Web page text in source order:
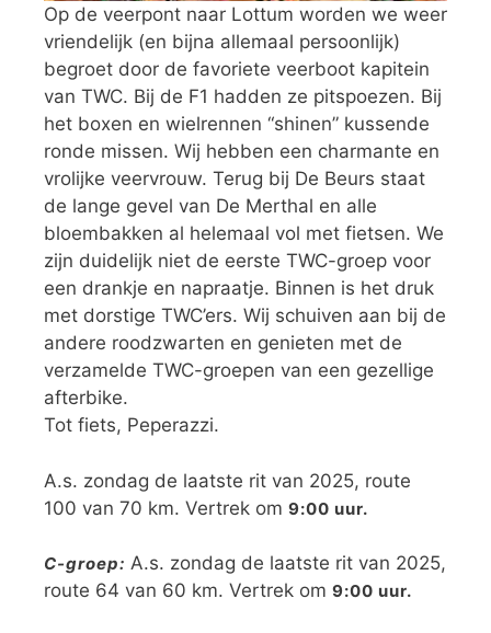
Op de veerpont naar Lottum worden we weer
vriendelijk (en bijna allemaal persoonlijk)
begroet door de favoriete veerboot kapitein
van TWC. Bij de F1 hadden ze pitspoezen. Bij
het boxen en wielrennen “shinen” kussende
ronde missen. Wij hebben een charmante en
vrolijke veervrouw. Terug bij De Beurs staat
de lange gevel van De Merthal en alle
bloembakken al helemaal vol met fietsen. We
zijn duidelijk niet de eerste TWC-groep voor
een drankje en napraatje. Binnen is het druk
met dorstige TWC’ers. Wij schuiven aan bij de
andere roodzwarten en genieten met de
verzamelde TWC-groepen van een gezellige
afterbike.
Tot fiets, Peperazzi.
A.s. zondag de laatste rit van 2025, route
100 van 70 km. Vertrek om 9:00 uur.
C-groep: A.s. zondag de laatste rit van 2025,
route 64 van 60 km. Vertrek om 9:00 uur.